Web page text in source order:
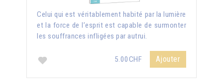
Celui qui est véritablement habité par la lumière
et la force de l’esprit est capable de surmonter
les souffrances infligées par autrui.
5.00CHF Ajouter